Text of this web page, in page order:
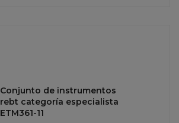
Conjunto de instrumentos
rebt categoría especialista
ETM361-11